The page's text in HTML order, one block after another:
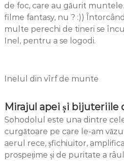
de foc, care au găurit
filme fantasy, nu ? :))
multe perechi de tineri se
Inel, pentru a se logodi.
Inelul din vîrf de munte
Mirajul apei și bijuteriile
Sohodolul este una dintre
curgătoare pe care le-am
aerul rece, șfichiuitor,
prospețime și de puritate a